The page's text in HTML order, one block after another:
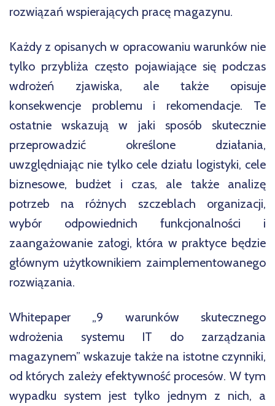
rozwiązań wspierających pracę magazynu.
Każdy z opisanych w opracowaniu warunków nie
tylko przybliża często pojawiające się podczas
wdrożeń zjawiska, ale także opisuje
konsekwencje problemu i rekomendacje. Te
ostatnie wskazują w jaki sposób skutecznie
przeprowadzić określone działania,
uwzględniając nie tylko cele działu logistyki, cele
biznesowe, budżet i czas, ale także analizę
potrzeb na różnych szczeblach organizacji,
wybór odpowiednich funkcjonalności i
zaangażowanie załogi, która w praktyce będzie
głównym użytkownikiem zaimplementowanego
rozwiązania.
Whitepaper „9 warunków skutecznego
wdrożenia systemu IT do zarządzania
magazynem” wskazuje także na istotne czynniki,
od których zależy efektywność procesów. W tym
wypadku system jest tylko jednym z nich, a